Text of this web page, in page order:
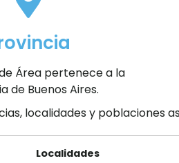
Área pertenece a la
de Buenos Aires.
localidades y poblaciones
Localidades